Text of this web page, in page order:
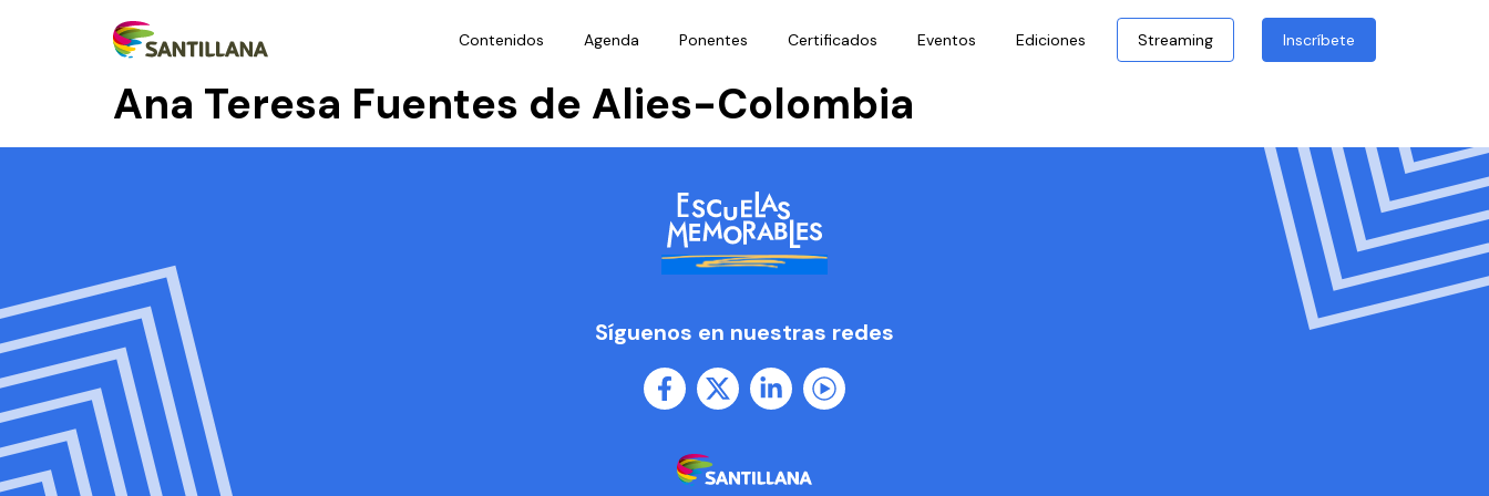
Contenidos Agenda Ponentes Certificados Eventos Ediciones Streaming Inscríbete
Ana Teresa Fuentes de Alies-Colombia
Síguenos en nuestras redes